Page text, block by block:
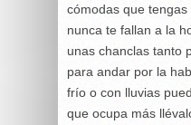
cómodas que
nunca te fallan a la
unas chanclas tanto
para andar por la
frío o con lluvias
que ocupa más